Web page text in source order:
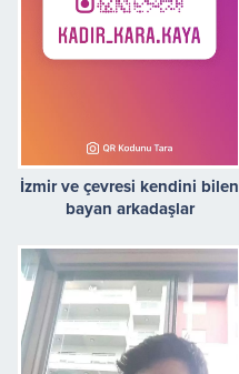
İzmir ve çevresi kendini bilen
bayan arkadaşlar